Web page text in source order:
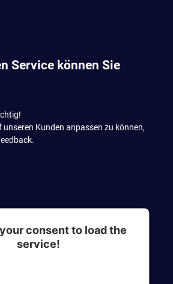
Service können Sie
unseren Kunden anpassen zu können,
consent to load the
service!